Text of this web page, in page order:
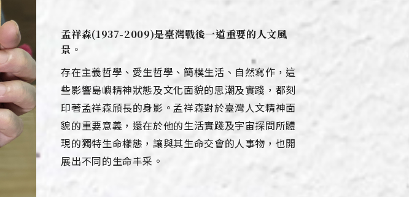
孟祥森(1937-2009)是臺灣戰後一道重要的人文風
景。
存在主義哲學、愛生哲學、簡樸生活、自然寫作，這
些影響島嶼精神狀態及文化面貌的思潮及實踐，都刻
印著孟祥森頎長的身影。孟祥森對於臺灣人文精神面
貌的重要意義，還在於他的生活實踐及宇宙探問所體
現的獨特生命樣態，讓與其生命交會的人事物，也開
展出不同的生命丰采。